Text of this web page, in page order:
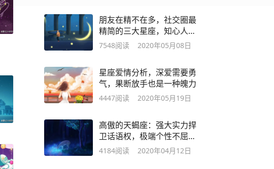
朋友在精不在多，社交圈最
精简的三大星座，知心人难
遇
7548阅读 2020年05月08日
星座爱情分析，深爱需要勇
气，果断放手也是一种魄力
4447阅读 2020年05月19日
高傲的天蝎座：强大实力捍
卫话语权，极端个性不屈不
挠
4184阅读 2020年04月12日